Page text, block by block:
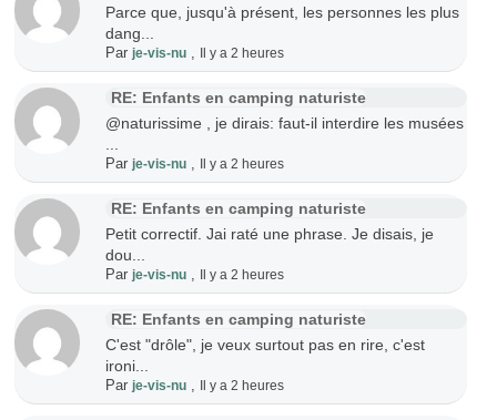
Parce que, jusqu'à présent, les personnes les plus
dang...
Par je-vis-nu, Il y a 2 heures
RE: Enfants en camping naturiste
@naturissime , je dirais: faut-il interdire les musées
...
Par je-vis-nu, Il y a 2 heures
RE: Enfants en camping naturiste
Petit correctif. Jai raté une phrase. Je disais, je
dou...
Par je-vis-nu, Il y a 2 heures
RE: Enfants en camping naturiste
C'est "drôle", je veux surtout pas en rire, c'est
ironi...
Par je-vis-nu, Il y a 2 heures